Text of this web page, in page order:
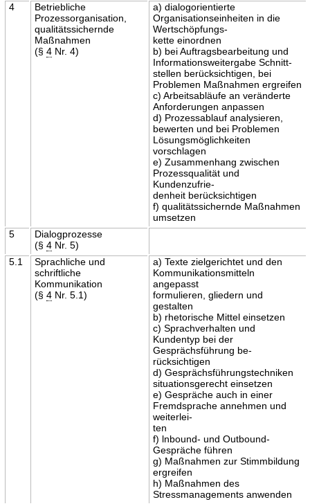
4
Betriebliche
Prozessorganisation,
qualitätssichernde
Maßnahmen
(§ 4Nr. 4)
a) dialogorientierte
Organisationseinheiten in die
Wertschöpfungs-
kette einordnen
b) bei Auftragsbearbeitung und
Informationsweitergabe Schnitt-
stellen berücksichtigen, bei
Problemen Maßnahmen ergreifen
c) Arbeitsabläufe an veränderte
Anforderungen anpassen
d) Prozessablauf analysieren,
bewerten und bei Problemen
Lösungsmöglichkeiten
vorschlagen
e) Zusammenhang zwischen
Prozessqualität und
Kundenzufrie-
denheit berücksichtigen
f) qualitätssichernde Maßnahmen
umsetzen
5
Dialogprozesse
(§ 4Nr. 5)
5.1
Sprachliche und
schriftliche
Kommunikation
(§ 4Nr. 5.1)
a) Texte zielgerichtet und den
Kommunikationsmitteln
angepasst
formulieren, gliedern und
gestalten
b) rhetorische Mittel einsetzen
c) Sprachverhalten und
Kundentyp bei der
Gesprächsführung be-
rücksichtigen
d) Gesprächsführungstechniken
situationsgerecht einsetzen
e) Gespräche auch in einer
Fremdsprache annehmen und
weiterlei-
ten
f) lnbound- und Outbound-
Gespräche führen
g) Maßnahmen zur Stimmbildung
ergreifen
h) Maßnahmen des
Stressmanagements anwenden